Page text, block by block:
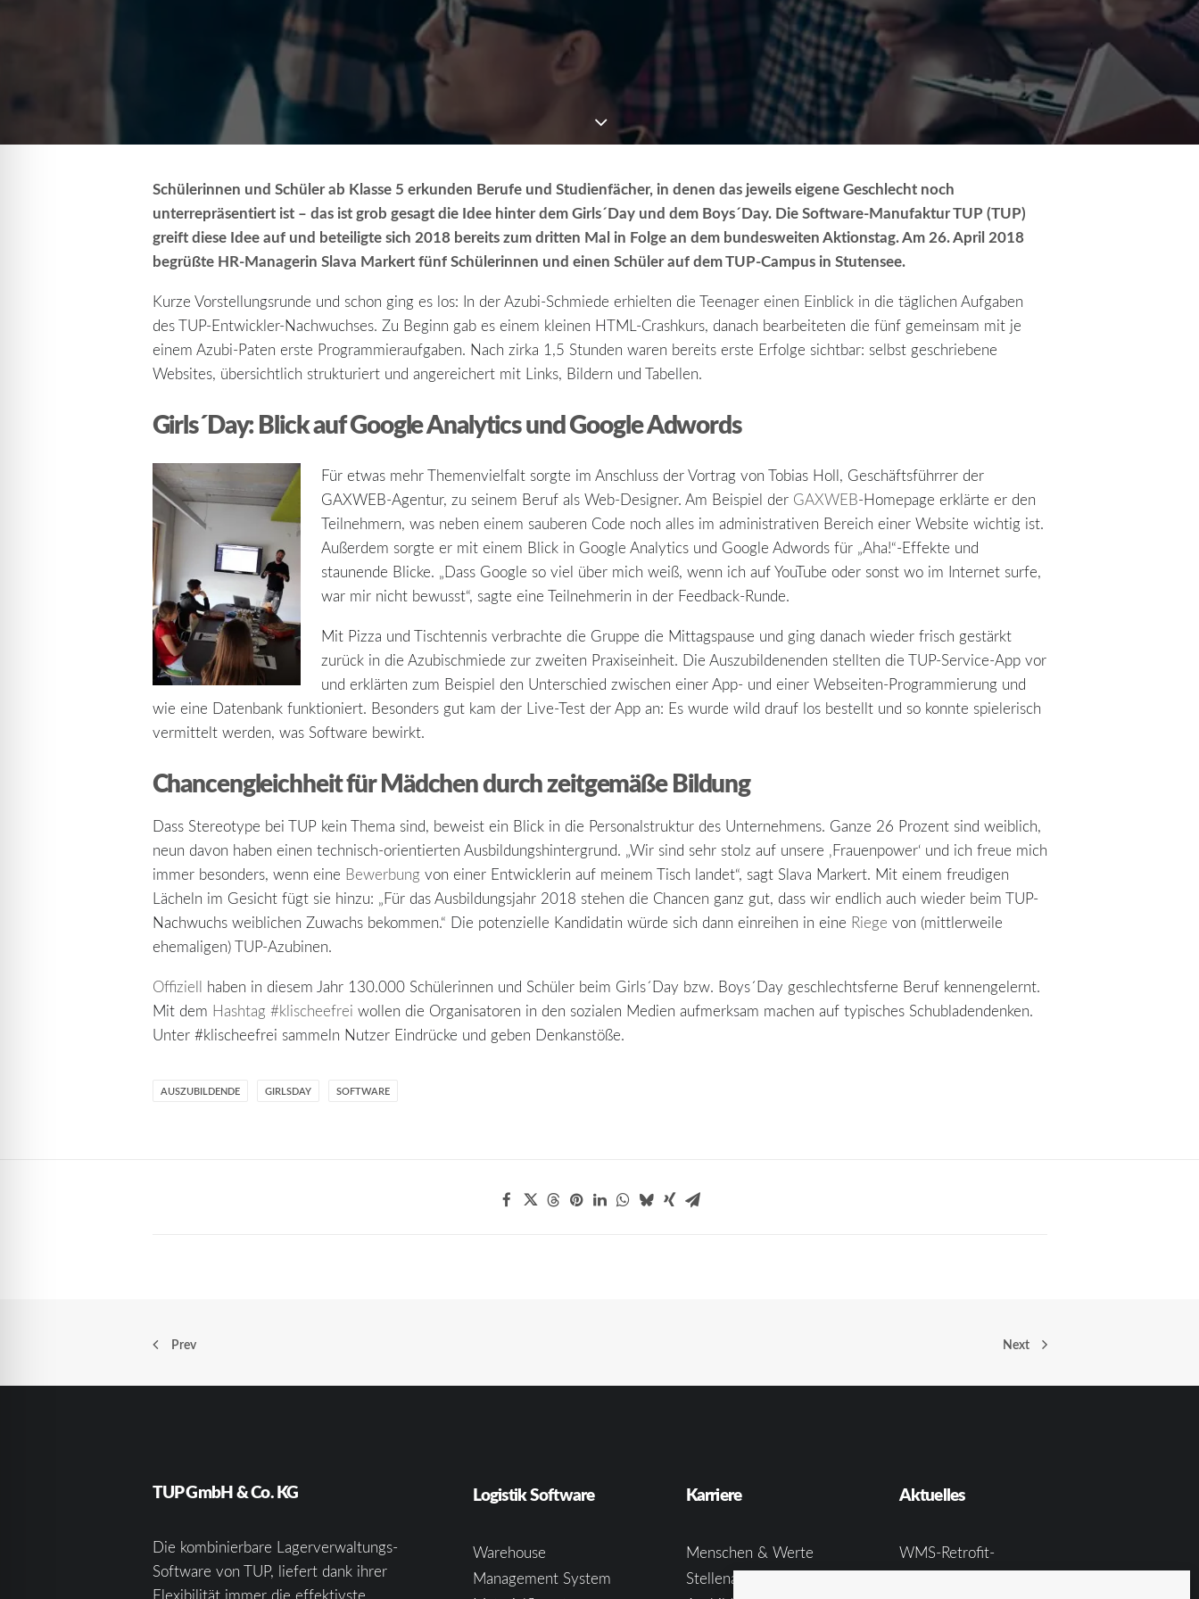
Schülerinnen und Schüler ab Klasse 5 erkunden Berufe und Studienfächer, in denen das jeweils eigene Geschlecht noch
unterrepräsentiert ist – das ist grob gesagt die Idee hinter dem Girls´Day und dem Boys´Day. Die Software-Manufaktur TUP (TUP)
greift diese Idee auf und beteiligte sich 2018 bereits zum dritten Mal in Folge an dem bundesweiten Aktionstag. Am 26. April 2018
begrüßte HR-Managerin Slava Markert fünf Schülerinnen und einen Schüler auf demTUP-Campusin Stutensee.
Kurze Vorstellungsrunde und schon ging es los: In der Azubi-Schmiede erhielten die Teenager einen Einblick in die täglichen Aufgaben
des TUP-Entwickler-Nachwuchses. Zu Beginn gab es einem kleinen HTML-Crashkurs, danach bearbeiteten die fünf gemeinsam mit je
einem Azubi-Paten erste Programmieraufgaben. Nach zirka 1,5 Stunden waren bereits erste Erfolge sichtbar: selbst geschriebene
Websites, übersichtlich strukturiert und angereichert mit Links, Bildern und Tabellen.
Girls´Day: Blick auf Google Analytics und Google Adwords
Für etwas mehr Themenvielfalt sorgte im Anschluss der Vortrag von Tobias Holl, Geschäftsführrer der
GAXWEB-Agentur, zu seinem Beruf als Web-Designer. Am Beispiel der GAXWEB-Homepage erklärte er den
Teilnehmern, was neben einem sauberen Code noch alles im administrativen Bereich einer Website wichtig ist.
Außerdem sorgte er mit einem Blick in Google Analytics und Google Adwords für „Aha!“-Effekte und
staunende Blicke. „Dass Google so viel über mich weiß, wenn ich auf YouTube oder sonst wo im Internet surfe,
war mir nicht bewusst“, sagte eine Teilnehmerin in der Feedback-Runde.
Mit Pizza und Tischtennis verbrachte die Gruppe die Mittagspause und ging danach wieder frisch gestärkt
zurück in die Azubischmiede zur zweiten Praxiseinheit. Die Auszubildenenden stellten die TUP-Service-App vor
und erklärten zum Beispiel den Unterschied zwischen einer App- und einer Webseiten-Programmierung und
wie eine Datenbank funktioniert. Besonders gut kam der Live-Test der App an: Es wurde wild drauf los bestellt und so konnte spielerisch
vermittelt werden, was Software bewirkt.
Chancengleichheit für Mädchen durch zeitgemäße Bildung
Dass Stereotype bei TUP kein Thema sind, beweist ein Blick in die Personalstruktur des Unternehmens. Ganze 26 Prozent sind weiblich,
neun davon haben einen technisch-orientierten Ausbildungshintergrund. „Wir sind sehr stolz auf unsere ‚Frauenpower‘ und ich freue mich
immer besonders, wenn eine Bewerbung von einer Entwicklerin auf meinem Tisch landet“, sagt Slava Markert. Mit einem freudigen
Lächeln im Gesicht fügt sie hinzu: „Für das Ausbildungsjahr 2018 stehen die Chancen ganz gut, dass wir endlich auch wieder beim TUP-
Nachwuchs weiblichen Zuwachs bekommen.“ Die potenzielle Kandidatin würde sich dann einreihen in eine Riege von (mittlerweile
ehemaligen) TUP-Azubinen.
Offiziell haben in diesem Jahr 130.000 Schülerinnen und Schüler beim Girls´Day bzw. Boys´Day geschlechtsferne Beruf kennengelernt.
Mit dem Hashtag #klischeefrei wollen die Organisatoren in den sozialen Medien aufmerksam machen auf typisches Schubladendenken.
Unter #klischeefrei sammeln Nutzer Eindrücke und geben Denkanstöße.
AUSZUBILDENDE GIRLSDAY SOFTWARE
Prev Next
TUP GmbH & Co. KG
Die kombinierbare Lagerverwaltungs-
Software von TUP, liefert dank ihrer
Logistik Software
Warehouse
Management System
Karriere
Menschen & Werte
Stellenangebote
Aktuelles
WMS-Retrofit-